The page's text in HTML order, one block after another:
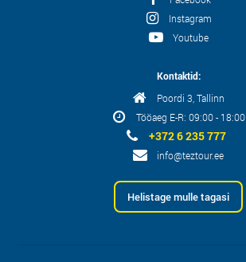
Instagram
Youtube
Kontaktid:
Poordi 3, Tallinn
Tööaeg E-R: 09:00 - 18:00
+372 6 235 777
info@teztour.ee
Helistage mulle tagasi